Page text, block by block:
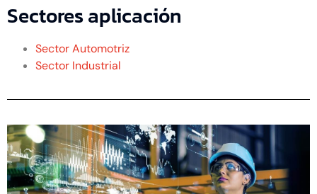
Sectores aplicación
Sector Automotriz
Sector Industrial